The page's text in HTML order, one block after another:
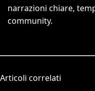
narrazioni chiare,
community.
Articoli correlati